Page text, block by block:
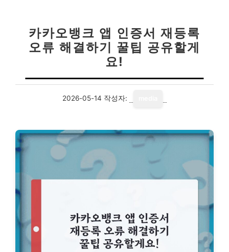
카카오뱅크 앱 인증서 재등록
오류 해결하기 꿀팁 공유할게
요!
2026-05-14 작성자: